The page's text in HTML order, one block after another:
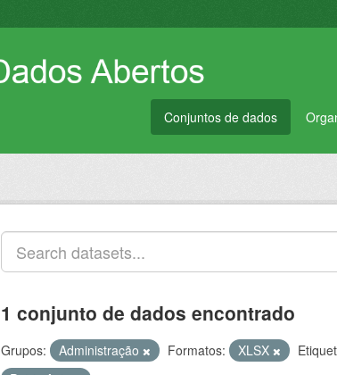
Conjuntos de dados
1 conjunto de dados encontrado
Grupos: Administração Formatos: XLSX